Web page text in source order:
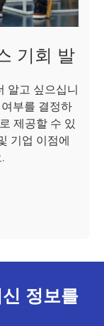
기회 발
알고 싶으십니
부를 결정하
제공할 수 있
기업 이점에
정보를